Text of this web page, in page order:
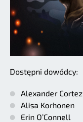
Dostępni dowódcy:
Alexander Cortez
Alisa Korhonen
Erin O’Connell